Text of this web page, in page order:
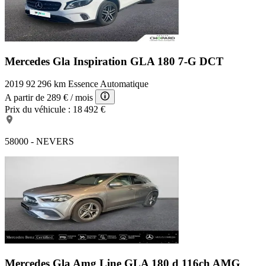
Mercedes Gla Inspiration GLA 180 7-G DCT
2019 92 296 km Essence Automatique
A partir de 289 € / mois
Prix du véhicule : 18 492 €
58000 - NEVERS
Mercedes Gla Amg Line GLA 180 d 116ch AMG